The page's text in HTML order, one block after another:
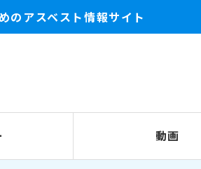
のアスベスト情報サイト
動画